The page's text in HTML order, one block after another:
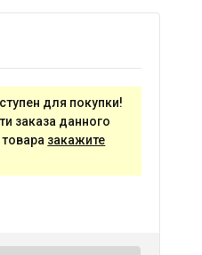
для покупки!
заказа данного
закажите